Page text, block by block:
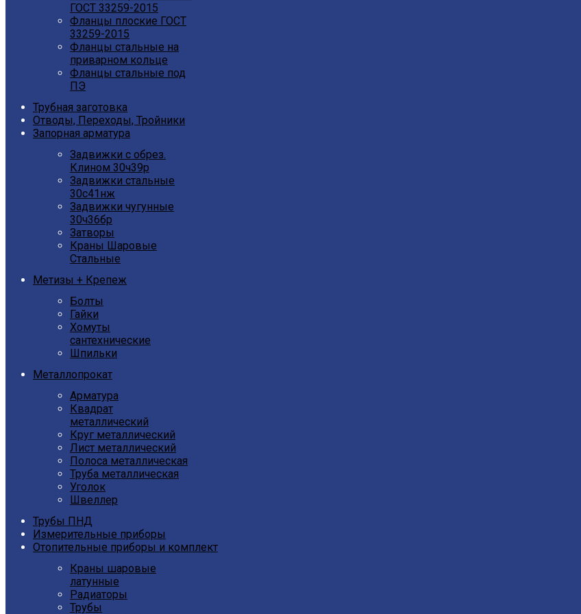
ГОСТ 33259-2015
Фланцы плоские ГОСТ
33259-2015
Фланцы стальные на
приварном кольце
Фланцы стальные под
ПЭ
Трубная заготовка
Отводы, Переходы, Тройники
Запорная арматура
Задвижки с обрез.
Клином 30ч39р
Задвижки стальные
30с41нж
Задвижки чугунные
30ч36бр
Затворы
Краны Шаровые
Стальные
Метизы + Крепеж
Болты
Гайки
Хомуты
сантехнические
Шпильки
Металлопрокат
Арматура
Квадрат
металлический
Круг металлический
Лист металлический
Полоса металлическая
Труба металлическая
Уголок
Швеллер
Трубы ПНД
Измерительные приборы
Отопительные приборы и комплект
Краны шаровые
латунные
Радиаторы
Трубы